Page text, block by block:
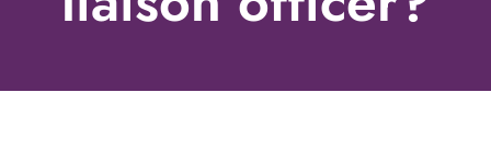
Come contattarci